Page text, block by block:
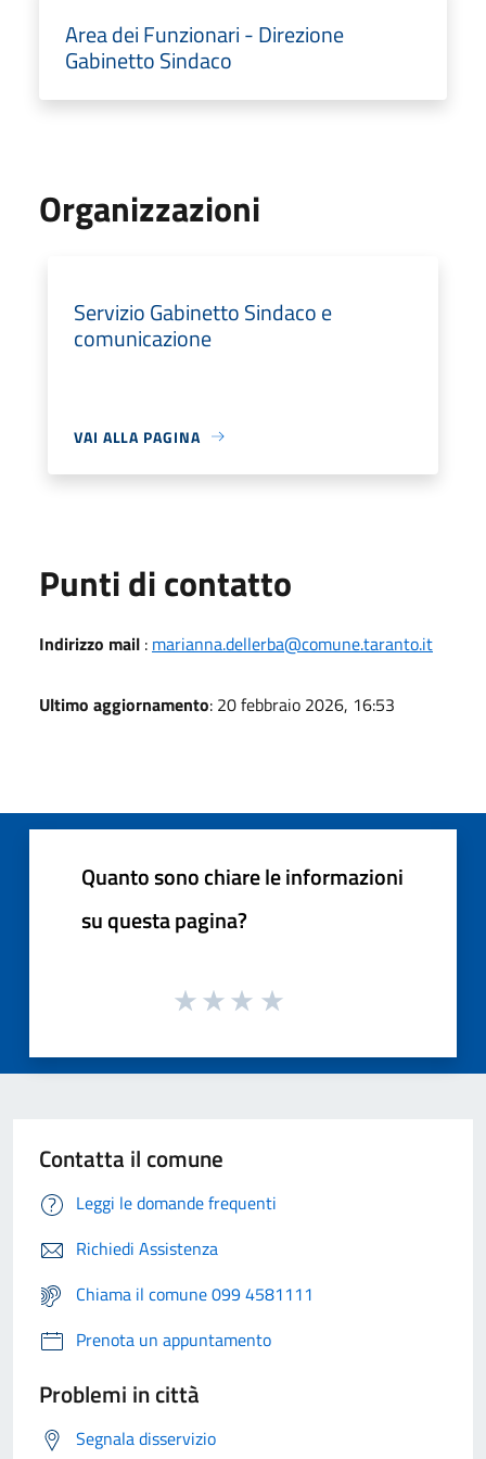
Area dei Funzionari - Direzione
Gabinetto Sindaco
Organizzazioni
Servizio Gabinetto Sindaco e
comunicazione
VAI ALLA PAGINA
Punti di contatto
Indirizzo mail : marianna.dellerba@comune.taranto.it
Ultimo aggiornamento: 20 febbraio 2026, 16:53
Quanto sono chiare le informazioni
su questa pagina?
Contatta il comune
Leggi le domande frequenti
Richiedi Assistenza
Chiama il comune 099 4581111
Prenota un appuntamento
Problemi in città
Segnala disservizio